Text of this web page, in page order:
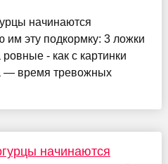
начинаются
им эту подкормку: 3 ложки
- как с картинки
— время тревожных
начинаются